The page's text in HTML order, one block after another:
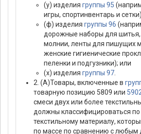
(у) изделия группы 95
игры, спортинвентарь и
(ф) изделия группы 96
дорожные наборы для шитья,
молнии, ленты для пишущих
женские гигиенические
пеленки и подгузники); или
(х) изделия группы 97
2. (А)Товары, включенные в
товарную позицию 5809 или
смеси двух или более
должны классифицироваться по
текстильному материалу,
по массе по сравнению с любым